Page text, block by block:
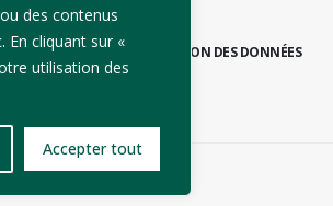
des contenus
En cliquant sur «
utilisation des
Accepter tout
LÉGALES PROTECTION DES DONNÉES